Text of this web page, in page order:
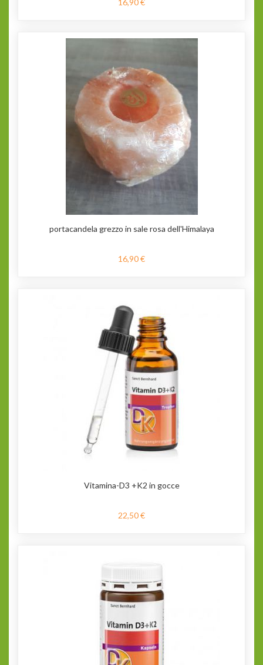
16,90 €
portacandela grezzo in sale rosa dell'Himalaya
16,90 €
Vitamina-D3 +K2 in gocce
22,50 €